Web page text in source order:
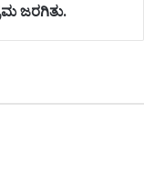
ಜರಗಿತು.